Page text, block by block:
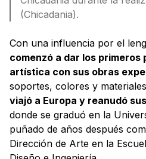
(Chicadania).
Con una influencia por el
comenzó a dar los primeros
artística con sus obras
soportes, colores y
viajó a Europa y reanudó
donde se graduó en la
puñado de años después
Dirección de Arte en la